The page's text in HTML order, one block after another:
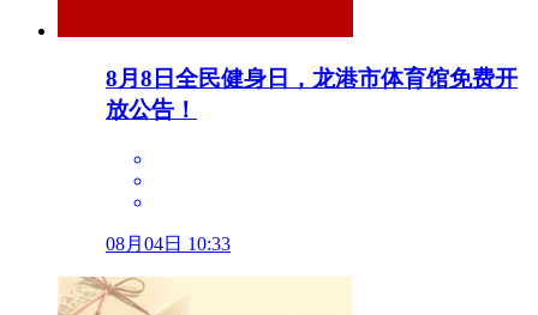
8月8日全民健身日，龙港市体育馆免费开
放公告！
08月04日 10:33